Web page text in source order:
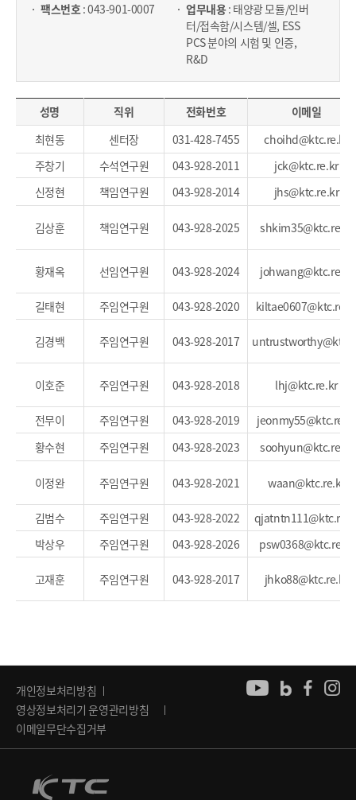
팩스번호: 043-901-0007 업무내용: 태양광 모듈/인버
터/접속함/시스템/셀, ESS
PCS 분야의 시험 및 인증,
R&D
성명 직위 전화번호
이메일
최현동
센터장 031-428-7455
choihd@ktc.re.kr
주창기
수석연구원 043-928-2011
jck@ktc.re.kr
신정현
책임연구원 043-928-2014 jhs@ktc.re.kr
김상훈 책임연구원 043-928-2025 shkim35@ktc.re.kr
황재옥 선임연구원 043-928-2024 johwang@ktc.re.kr
길태현 주임연구원 043-928-2020
김경백 주임연구원 043-928-2017
이호준 주임연구원 043-928-2018 lhj@ktc.re.kr
전무이 주임연구원 043-928-2019
jeonmy55@ktc.re.kr
황수현
주임연구원 043-928-2023 soohyun@ktc.re.kr
이정완 주임연구원 043-928-2021 waan@ktc.re.kr
김범수 주임연구원 043-928-2022
박상우
주임연구원 043-928-2026 psw0368@ktc.re.kr
고재훈 주임연구원 043-928-2017 jhko88@ktc.re.kr
개인정보처리방침
영상정보처리기 운영관리방침
이메일무단수집거부